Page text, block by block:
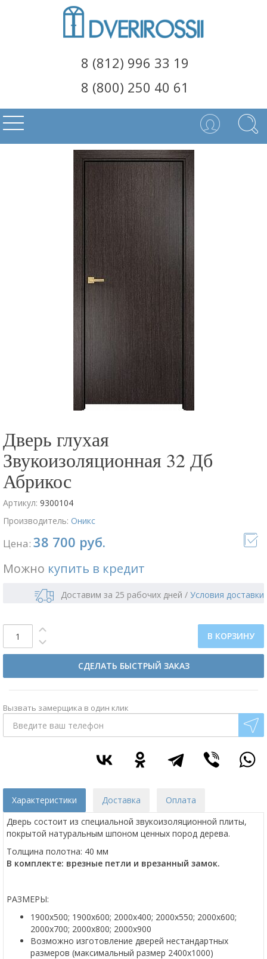
8 (812) 996 33 19
8 (800) 250 40 61
Дверь глухая
Звукоизоляционная 32 Дб
Абрикос
Артикул: 9300104
Производитель: Оникс
Цена: 38 700 руб.
Можно купить в кредит
Доставим за 25 рабочих дней / Условия доставки
В КОРЗИНУ
СДЕЛАТЬ БЫСТРЫЙ ЗАКАЗ
Вызвать замерщика в один клик
Характеристики Доставка
Оплата
Дверь состоит из специальной звукоизоляционной плиты,
покрытой натуральным шпоном ценных пород дерева.
Толщина полотна: 40 мм
В комплекте: врезные петли и врезанный замок.
РАЗМЕРЫ:
1900х500; 1900х600; 2000х400; 2000х550; 2000х600;
2000х700; 2000х800; 2000х900
Возможно изготовление дверей нестандартных
размеров (максимальный размер 2400х1000)